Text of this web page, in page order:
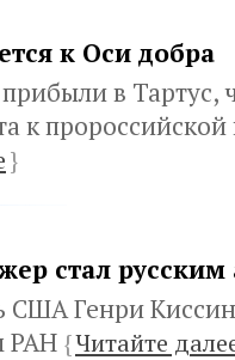
к Оси добра
в Тартус,
к
}
стал
США Генри
РАН {Читайте